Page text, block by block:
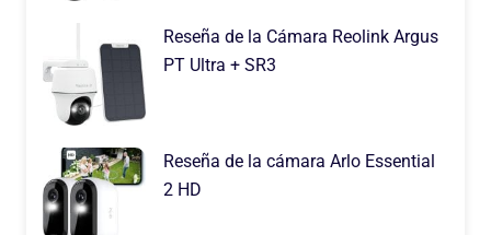
Reseña de la Cámara Reolink Argus
PT Ultra + SR3
Reseña de la cámara Arlo Essential
2 HD